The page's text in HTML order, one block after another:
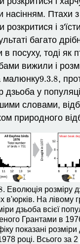
насінням. Птахи
і
багато
в посуху, тоді як
вижили і
малюнку9.3.8
9.3.8,
дзьоба у
словами,
природного
. Еволюція розміру
в'юрків. На лівому
дзьоба всієї
Грантами в
показані розміри
році. Всього за 2